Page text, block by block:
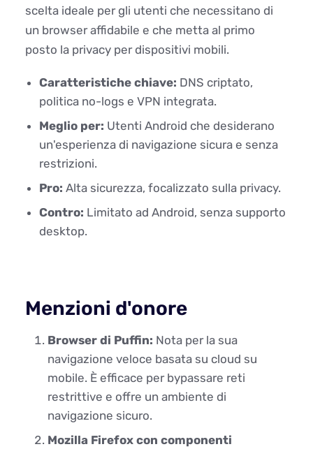
scelta ideale per gli utenti che necessitano di
un browser affidabile e che metta al primo
posto la privacy per dispositivi mobili.
Caratteristiche chiave: DNS criptato,
politica no-logs e VPN integrata.
Meglio per: Utenti Android che desiderano
un'esperienza di navigazione sicura e senza
restrizioni.
Pro: Alta sicurezza, focalizzato sulla privacy.
Contro: Limitato ad Android, senza supporto
desktop.
Menzioni d'onore
Browser di Puffin: Nota per la sua
navigazione veloce basata su cloud su
mobile. È efficace per bypassare reti
restrittive e offre un ambiente di
navigazione sicuro.
Mozilla Firefox con componenti